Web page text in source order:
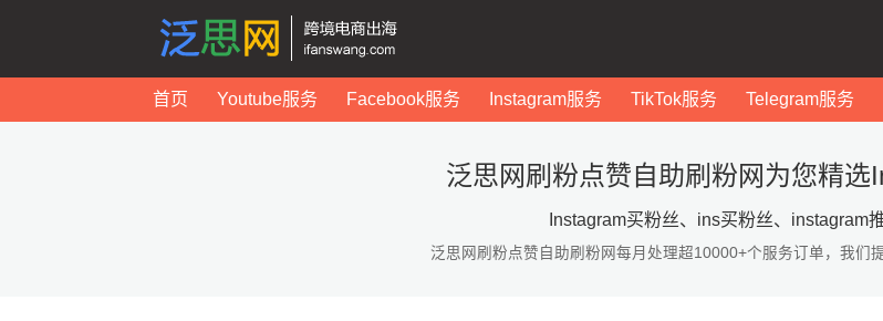
首页 Youtube服务 Facebook服务 Instagram服务 TikTok服务 Telegram服务
泛思网刷粉点赞自助刷粉网为您精选
Instagram买粉丝、ins买粉丝、instagram
泛思网刷粉点赞自助刷粉网每月处理超10000+个服务订单，我们